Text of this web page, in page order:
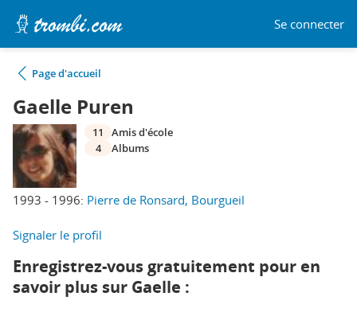
Se connecter
Page d'accueil
Gaelle Puren
1993 - 1996: Pierre de Ronsard, Bourgueil
11
Amis d'école
4
Albums
Signaler le profil
Enregistrez-vous gratuitement pour en
savoir plus sur Gaelle :